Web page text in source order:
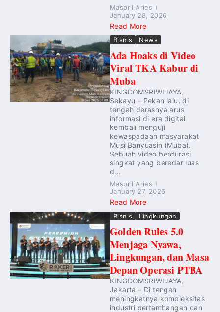
Maspril Aries
January 28, 2026
Read More
Bisnis News
Ada Hoaks di Video
Viral TKA Kabur di
Muba
KINGDOMSRIWIJAYA,
Sekayu – Pekan lalu, di
tengah derasnya arus
informasi di era digital
kembali menguji
kewaspadaan masyarakat
Musi Banyuasin (Muba).
Sebuah video berdurasi
singkat yang beredar luas
d...
Maspril Aries
January 27, 2026
Read More
Bisnis Lingkungan
Golden Rules 5.0
Menjaga Nyawa,
Lingkungan, dan Masa
Depan Operasi PTBA
KINGDOMSRIWIJAYA,
Jakarta – Di tengah
meningkatnya kompleksitas
industri pertambangan dan